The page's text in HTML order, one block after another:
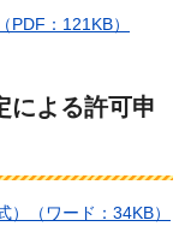
：121KB）
による許可申
（ワード：34KB）